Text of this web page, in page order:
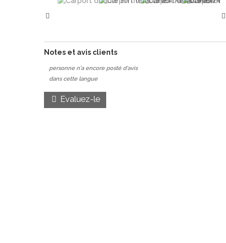
Notes et avis clients
personne n'a encore posté d'avis
dans cette langue
Evaluez-le